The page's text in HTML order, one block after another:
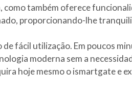
também oferece
proporcionando-lhe
fácil utilização. Em poucos
moderna sem a
hoje mesmo o ismartgate e